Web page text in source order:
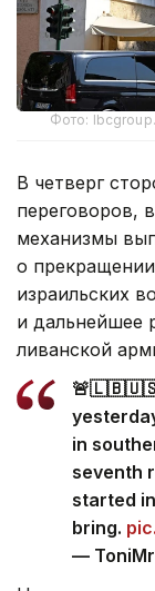
Фото:
В четверг
переговоров,
механизмы
о
израильских
и дальнейшее
ливанской
in
seventh
started
bring.
—